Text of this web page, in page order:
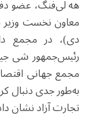
هه لی‌فنگ، عضو
دی)، در مجمع
مجمع جهانی
به‌طور جدی دنبال
تجارت آزاد نشان